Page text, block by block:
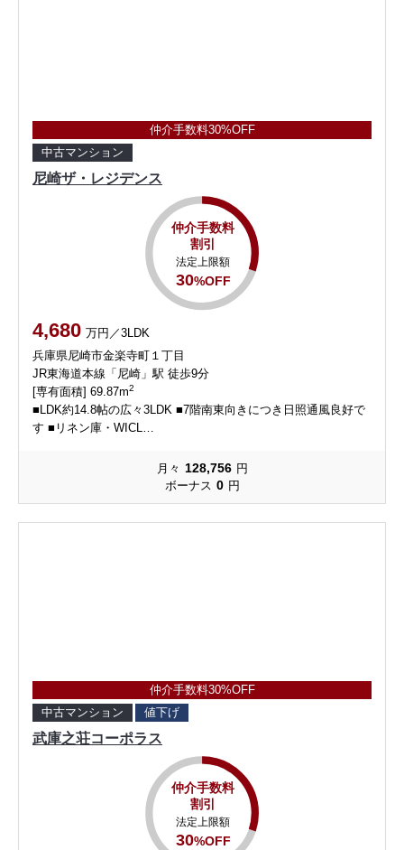
仲介手数料30%OFF
中古マンション
尼崎ザ・レジデンス
仲介手数料
割引
法定上限額
30%OFF
4,680 万円／3LDK
兵庫県尼崎市金楽寺町１丁目
JR東海道本線「尼崎」駅 徒歩9分
[専有面積] 69.87m2
■LDK約14.8帖の広々3LDK ■7階南東向きにつき日照通風良好で
す ■リネン庫・WICL…
月々 128,756 円
ボーナス 0 円
仲介手数料30%OFF
中古マンション
値下げ
武庫之荘コーポラス
仲介手数料
割引
法定上限額
30%OFF